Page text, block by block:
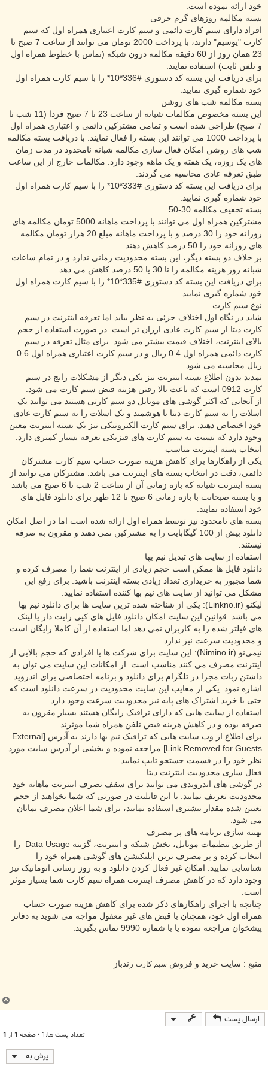
خود ارائه نموده است.
بسته مکالمه روزهای گرم حرفی
افراد دارای سیم کارت دائمی و سیم کارت اعتباری همراه اول که سیم
کارت "یوسیم" دارند، با پرداخت 2000 تومان می توانند از ساعت 7 صبح تا
23 همان روز از 60 دقیقه مکالمه درون شبکه (تماس با خطوط همراه اول
و تلفن ثابت) استفاده نمایند.
برای دریافت این بسته کد دستوری #336*10* را با سیم کارت همراه اول
خود شماره گیری نمایید.
بسته مکالمه شب های روشن
این بسته مخصوص مکالمات شبانه از ساعت 23 تا 7 صبح فردا (11 شب تا
7 صبح) طراحی شده است و تمامی مشترکین دائمی و اعتباری همراه اول
با پرداخت 1000 می توانند این بسته را فعال نمایند. با دریافت بسته مکالمه
شب های روشن امکان فعال سازی مکالمه شبانه نامحدود در مدت زمان
های یک روزه، یک هفته و یک ماهه وجود دارد. مکالمات خارج از این ساعت
طبق تعرفه عادی محاسبه می گردند.
برای دریافت این بسته کد دستوری #333*10* را با سیم کارت همراه اول
خود شماره گیری نمایید.
بسته تخفیف مکالمه 30-50
مشترکین همراه اول می توانند با پرداخت ماهانه 5000 تومان مکالمه های
روزانه خود را 30 درصد و با پرداخت ماهانه مبلغ 20 هزار تومان مکالمه
های روزانه خود را 50 درصد کاهش دهند.
بر خلاف دو بسته دیگر، این بسته محدودیت زمانی ندارد و در تمام ساعات
شبانه روز هزینه مکالمه را تا 30 یا 50 درصد کاهش می دهد.
برای دریافت این بسته کد دستوری #335*10* را با سیم کارت همراه اول
خود شماره گیری نمایید.
نوع سیم کارت
شاید در نگاه اول اختلاف جزئی به نظر بیاید اما تعرفه اینترنت در سیم
کارت دیتا از سیم کارت عادی ارزان تر است. در صورت استفاده از حجم
بالای اینترنت، اختلاف قیمت بیشتر می شود. برای مثال تعرفه در سیم
کارت دائمی همراه اول 0.4 ریال و در سیم کارت اعتباری همراه اول 0.6
ریال محاسبه می شود.
تمدید بدون اطلاع بسته اینترنت نیز یکی دیگر از مشکلات رایج در سیم
کارت 0912 است که باعث بالا رفتن هزینه قبض سیم کارت می شود.
از آنجایی که اکثر گوشی های موبایل دو سیم کارتی هستند می توانید یک
اسلات را به سیم کارت دیتا یا هوشمند و یک اسلات را به سیم کارت عادی
خود اختصاص دهید. برای سیم کارت الکترونیکی نیز یک بسته اینترنت معین
وجود دارد که نسبت به سیم کارت های فیزیکی تعرفه بسیار کمتری دارد.
انتخاب بسته اینترنت مناسب
یکی از راهکارها برای کاهش هزینه صورت حساب سیم کارت مشترکان
دائمی، دقت در انتخاب بسته های اینترنت می باشد. مشترکان می توانند از
بسته اینترنت شبانه که بازه زمانی آن از ساعت 2 شب تا 6 صبح می باشد
و یا بسته صبحانت با بازه زمانی 6 صبح تا 12 ظهر برای دانلود فایل های
خود استفاده نمایند.
بسته های نامحدود نیز توسط همراه اول ارائه شده است اما در اصل امکان
دانلود بیش از 100 گیگابایت را به مشترکین نمی دهند و مقرون به صرفه
نیستند.
استفاده از سایت های تبدیل نیم بها
دانلود فایل ها ممکن است حجم زیادی از اینترنت شما را مصرف کرده و
شما مجبور به خریداری تعداد زیادی بسته اینترنت باشید. برای رفع این
مشکل می توانید از سایت های نیم بها کننده استفاده نمایید.
لیکنو (Linkno.ir): یکی از شناخته شده ترین سایت ها برای دانلود نیم بها
می باشد. قوانین این سایت امکان دانلود فایل های کپی رایت دار یا لینک
های فیلتر شده را به کاربران نمی دهد اما استفاده از آن کاملا رایگان است
و محدودیت سرعت نیز ندارد.
نیمی‌نو (Nimino.ir): این سایت برای شرکت ها یا افرادی که حجم بالایی از
اینترنت مصرف می کنند مناسب است. از امکانات این سایت می توان به
داشتن ربات مجزا در تلگرام برای دانلود و برنامه اختصاصی برای اندروید
اشاره نمود. یکی از معایب این سایت محدودیت در سرعت دانلود است که
حتی با خرید اشتراک های پایه نیز محدودیت سرعت وجود دارد.
استفاده از سایت هایی که دارای ترافیک رایگان هستند بسیار مقرون به
صرفه بوده و در کاهش هزینه قبض تلفن همراه شما موثرند.
برای اطلاع از وب سایت هایی که ترافیک نیم بها دارند به آدرس [External
Link Removed for Guests]
مراجعه نموده و بخشی از آدرس سایت مورد
نظر خود را در قسمت جستجو تایپ نمایید.
فعال سازی محدودیت اینترنت دیتا
در گوشی های اندرویدی می توانید برای سقف نصرف اینترنت ماهانه خود
محدودیت تعریف نمایید. با این قابلیت در صورتی که شما بخواهید از حجم
تعیین شده مقدار بیشتری استفاده نمایید، برای شما اعلان مصرف نمایان
می شود.
بهینه سازی برنامه های پر مصرف
از طریق تنظیمات موبایل، بخش شبکه و اینترنت، گزینه Data Usage را
انتخاب کرده و پر مصرف ترین اپلیکیشن های گوشی همراه خود را
شناسایی نمایید. امکان غیر فعال کردن دانلود و به روز رسانی اتوماتیک نیز
وجود دارد که در کاهش مصرف اینترنت همراه سیم کارت شما بسیار موثر
است.
چنانچه با اجرای راهکارهای ذکر شده برای کاهش هزینه صورت حساب
همراه اول خود، همچنان با قبض های غیر معقول مواجه می شوید به دفاتر
پیشخوان مراجعه نموده یا با شماره 9990 تماس بگیرید.
منبع : سایت خرید و فروش سیم کارت رندباز
ارسال پست
تعداد پست ها:1 • صفحه 1 از 1
پرش به